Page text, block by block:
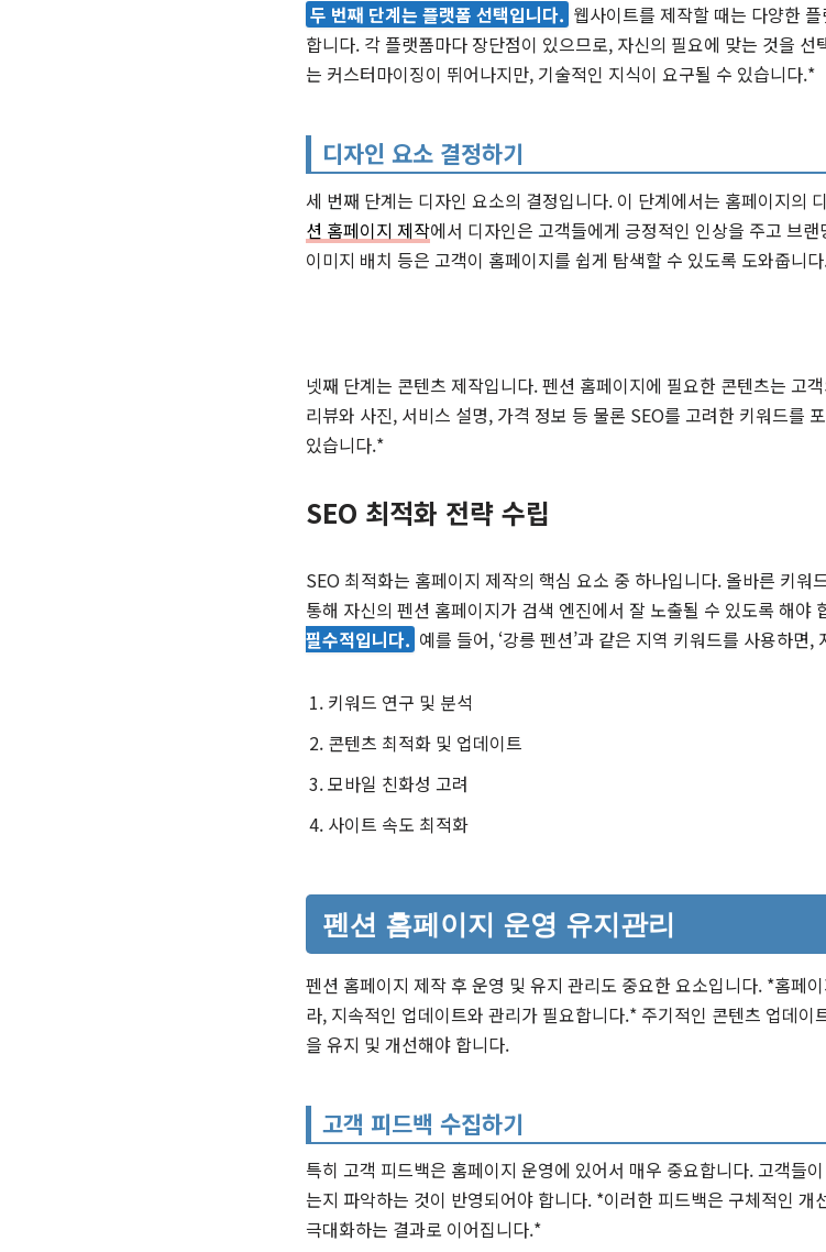
두 번째 단계는 플랫폼 선택입니다. 웹사이트를 제작할 때는 다양한
합니다. 각 플랫폼마다 장단점이 있으므로, 자신의 필요에 맞는 것을
는 커스터마이징이 뛰어나지만, 기술적인 지식이 요구될 수 있습니다.*
디자인 요소 결정하기
세 번째 단계는 디자인 요소의 결정입니다. 이 단계에서는 홈페이지의
션 홈페이지 제작에서 디자인은 고객들에게 긍정적인 인상을 주고 브
이미지 배치 등은 고객이 홈페이지를 쉽게 탐색할 수 있도록 도와줍니
넷째 단계는 콘텐츠 제작입니다. 펜션 홈페이지에 필요한 콘텐츠는 고
리뷰와 사진, 서비스 설명, 가격 정보 등 물론 SEO를 고려한 키워드를
있습니다.*
SEO 최적화 전략 수립
SEO 최적화는 홈페이지 제작의 핵심 요소 중 하나입니다. 올바른 키워
통해 자신의 펜션 홈페이지가 검색 엔진에서 잘 노출될 수 있도록 해야
필수적입니다. 예를 들어, ‘강릉 펜션’과 같은 지역 키워드를 사용하면
키워드 연구 및 분석
콘텐츠 최적화 및 업데이트
모바일 친화성 고려
사이트 속도 최적화
펜션 홈페이지 운영 유지관리
펜션 홈페이지 제작 후 운영 및 유지 관리도 중요한 요소입니다. *홈페
라, 지속적인 업데이트와 관리가 필요합니다.* 주기적인 콘텐츠 업데
을 유지 및 개선해야 합니다.
고객 피드백 수집하기
특히 고객 피드백은 홈페이지 운영에 있어서 매우 중요합니다. 고객들
는지 파악하는 것이 반영되어야 합니다. *이러한 피드백은 구체적인
극대화하는 결과로 이어집니다.*